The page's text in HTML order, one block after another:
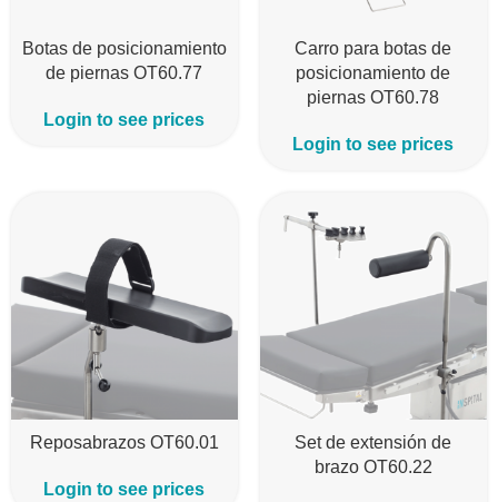
Botas de posicionamiento
de piernas OT60.77
Login to see prices
Carro para botas de
posicionamiento de
piernas OT60.78
Login to see prices
Reposabrazos OT60.01
Login to see prices
Set de extensión de
brazo OT60.22